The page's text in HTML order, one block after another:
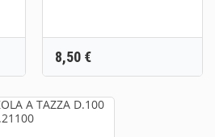
Prezzo
8,50 €